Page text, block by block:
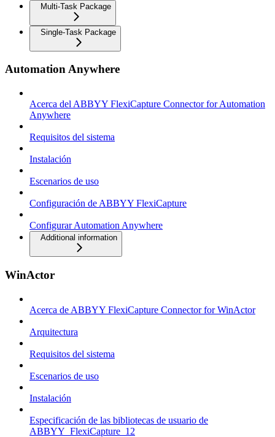
Multi-Task Package
Single-Task Package
Automation Anywhere
Acerca del ABBYY FlexiCapture Connector for Automation
Anywhere
Requisitos del sistema
Instalación
Escenarios de uso
Configuración de ABBYY FlexiCapture
Configurar Automation Anywhere
Additional information
WinActor
Acerca de ABBYY FlexiCapture Connector for WinActor
Arquitectura
Requisitos del sistema
Escenarios de uso
Instalación
Especificación de las bibliotecas de usuario de
ABBYY_FlexiCapture_12